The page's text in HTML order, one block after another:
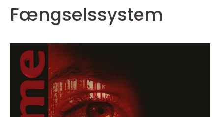
Fængselssystem